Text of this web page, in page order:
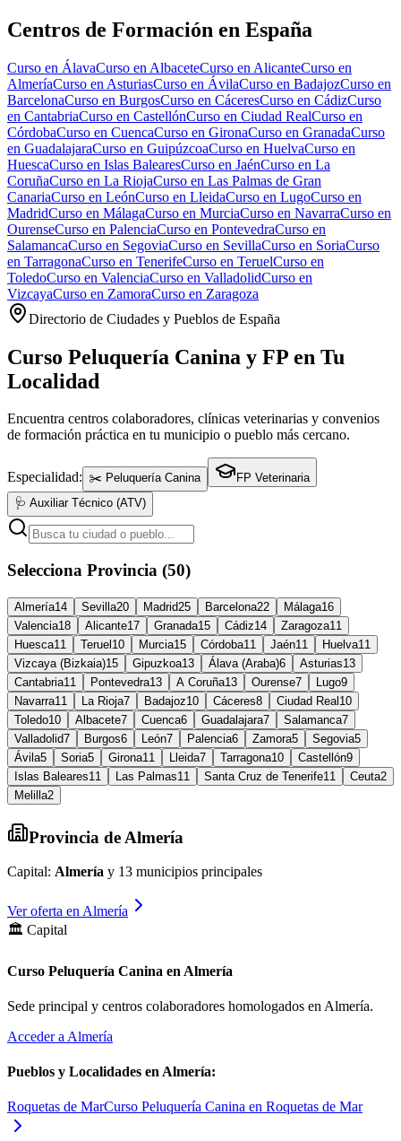
Centros de Formación en España
Curso en ÁlavaCurso en AlbaceteCurso en AlicanteCurso en
AlmeríaCurso en AsturiasCurso en ÁvilaCurso en BadajozCurso en
BarcelonaCurso en BurgosCurso en CáceresCurso en CádizCurso
en CantabriaCurso en CastellónCurso en Ciudad RealCurso en
CórdobaCurso en CuencaCurso en GironaCurso en GranadaCurso
en GuadalajaraCurso en GuipúzcoaCurso en HuelvaCurso en
HuescaCurso en Islas BalearesCurso en JaénCurso en La
CoruñaCurso en La RiojaCurso en Las Palmas de Gran
CanariaCurso en LeónCurso en LleidaCurso en LugoCurso en
MadridCurso en MálagaCurso en MurciaCurso en NavarraCurso en
OurenseCurso en PalenciaCurso en PontevedraCurso en
SalamancaCurso en SegoviaCurso en SevillaCurso en SoriaCurso
en TarragonaCurso en TenerifeCurso en TeruelCurso en
ToledoCurso en ValenciaCurso en ValladolidCurso en
VizcayaCurso en ZamoraCurso en Zaragoza
Directorio de Ciudades y Pueblos de España
Curso Peluquería Canina y FP en Tu
Localidad
Encuentra centros colaboradores, clínicas veterinarias y convenios
de formación práctica en tu municipio o pueblo más cercano.
Especialidad: ✂️ Peluquería Canina
FP Veterinaria
🩺 Auxiliar Técnico (ATV)
Selecciona Provincia (50)
Almería14 Sevilla20 Madrid25 Barcelona22 Málaga16
Valencia18 Alicante17 Granada15 Cádiz14 Zaragoza11
Huesca11 Teruel 10 Murcia15 Córdoba11 Jaén11 Huelva11
Vizcaya (Bizkaia)15 Gipuzkoa13 Álava (Araba)6 Asturias13
Cantabria11 Pontevedra13 A Coruña13 Ourense7 Lugo9
Navarra11 La Rioja7 Badajoz10 Cáceres8 Ciudad Real 10
Toledo10 Albacete7 Cuenca6 Guadalajara7 Salamanca7
Valladolid7 Burgos6 León7 Palencia6 Zamora5 Segovia5
Ávila5 Soria5 Girona11 Lleida7 Tarragona10 Castellón9
Islas Baleares11 Las Palmas11 Santa Cruz de Tenerife11 Ceuta2
Melilla2
Provincia de Almería
Capital: Almería y 13 municipios principales
Ver oferta en Almería
🏛️ Capital
Curso Peluquería Canina en Almería
Sede principal y centros colaboradores homologados en Almería.
Acceder a Almería
Pueblos y Localidades en Almería:
Roquetas de MarCurso Peluquería Canina en Roquetas de Mar